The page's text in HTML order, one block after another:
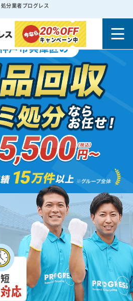
分業者プログレス
20%OFF
キャンペーン中
戸市兵庫区の
応